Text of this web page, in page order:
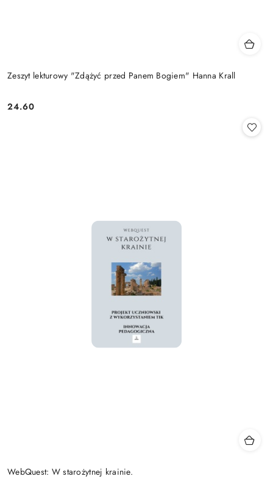
Zeszyt lekturowy "Zdążyć przed Panem Bogiem" Hanna Krall
Cena:
24.60
WebQuest: W starożytnej krainie.